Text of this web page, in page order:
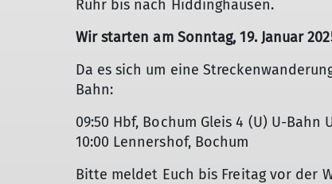
Ruhr bis nach Hiddinghausen.
Wir starten am Sonntag, 19. Januar
Da es sich um eine
Bahn:
09:50 Hbf, Bochum Gleis 4 (U) U-Bahn
10:00 Lennershof, Bochum
Bitte meldet Euch bis Freitag vor der